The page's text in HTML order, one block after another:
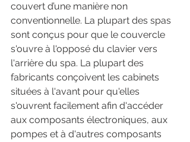
couvert d’une manière non
conventionnelle. La plupart des spas
sont conçus pour que le couvercle
s'ouvre à l'opposé du clavier vers
l'arrière du spa. La plupart des
fabricants conçoivent les cabinets
situées à l'avant pour qu'elles
s'ouvrent facilement afin d'accéder
aux composants électroniques, aux
pompes et à d'autres composants